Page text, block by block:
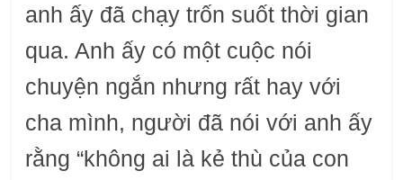
anh ấy đã chạy trốn suốt thời gian
qua. Anh ấy có một cuộc nói
chuyện ngắn nhưng rất hay với
cha mình, người đã nói với anh ấy
rằng “không ai là kẻ thù của con